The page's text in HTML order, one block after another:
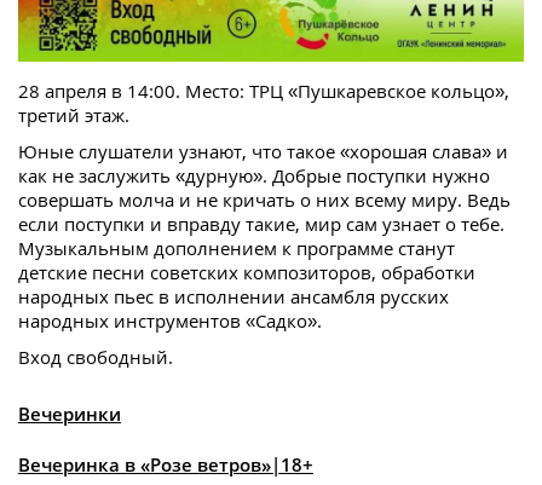
28 апреля в 14:00. Место: ТРЦ «Пушкаревское кольцо»,
третий этаж.
Юные слушатели узнают, что такое «хорошая слава» и
как не заслужить «дурную». Добрые поступки нужно
совершать молча и не кричать о них всему миру. Ведь
если поступки и вправду такие, мир сам узнает о тебе.
Музыкальным дополнением к программе станут
детские песни советских композиторов, обработки
народных пьес в исполнении ансамбля русских
народных инструментов «Садко».
Вход свободный.
Вечеринки
Вечеринка в «Розе ветров»|18+